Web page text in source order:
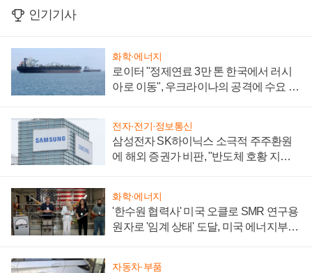
인기기사
화학·에너지
로이터 "정제연료 3만 톤 한국에서 러시
아로 이동", 우크라이나의 공격에 수요 늘
전자·전기·정보통신
삼성전자 SK하이닉스 소극적 주주환원
에 해외 증권가 비판, "반도체 호황 지속
화학·에너지
'한수원 협력사' 미국 오클로 SMR 연구용
원자로 '임계 상태' 도달, 미국 에너지부
자동차·부품